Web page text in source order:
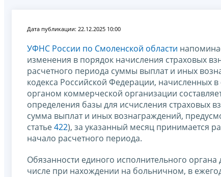
Дата публикации: 22.12.2025 10:00
УФНС России по Смоленской области
изменения в порядок начисления страховых
расчетного периода суммы выплат и иных
кодекса Российской Федерации,
органом коммерческой организации
определения базы для исчисления страховых
сумма выплат и иных вознаграждений,
статье422), за указанный месяц принимается
начало расчетного периода.
Обязанности единого исполнительного
числе при нахождении на больничном, в